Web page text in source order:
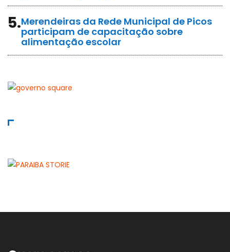
5.Merendeiras da Rede Municipal de Picos
participam de capacitação sobre
alimentação escolar